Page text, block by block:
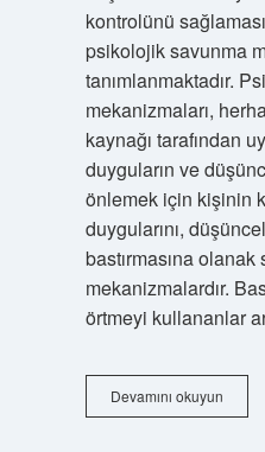
kontrolünü
psikolojik savunma
tanımlanmaktadır.
mekanizmaları,
kaynağı tarafından
duyguların ve
önlemek için kişinin
duygularını,
bastırmasına olanak
mekanizmalardır.
örtmeyi kullananlar
Devamını okuyun
nedir